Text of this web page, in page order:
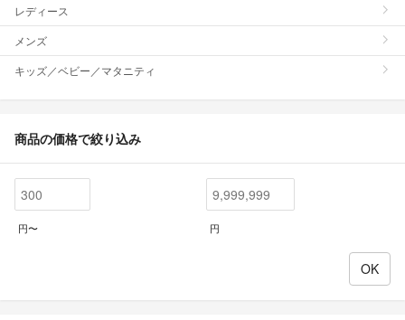
レディース
メンズ
キッズ／ベビー／マタニティ
商品の価格で絞り込み
円〜 円